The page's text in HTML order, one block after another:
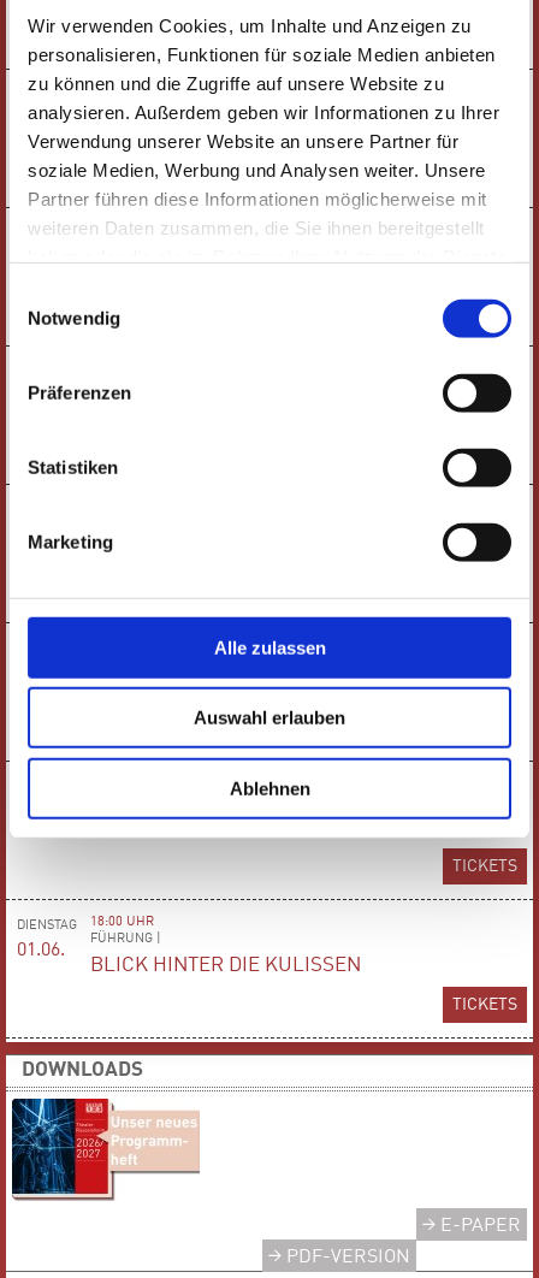
Wir verwenden Cookies, um Inhalte und Anzeigen zu
personalisieren, Funktionen für soziale Medien anbieten
zu können und die Zugriffe auf unsere Website zu
analysieren. Außerdem geben wir Informationen zu Ihrer
Verwendung unserer Website an unsere Partner für
soziale Medien, Werbung und Analysen weiter. Unsere
Partner führen diese Informationen möglicherweise mit
weiteren Daten zusammen, die Sie ihnen bereitgestellt
Datenschutzhinweise
Notwendig
Präferenzen
Statistiken
Marketing
Alle zulassen
Auswahl erlauben
Ablehnen
TICKETS
02.12.
18:00 UHR
FÜHRUNG |
BLICK HINTER DIE KULISSEN
TICKETS
MITTWOCH
20.01.
18:00 UHR
TICKETS
02.02.
TICKETS
09.03.
BLICK HINTER DIE KULISSEN
06.04.
BLICK HINTER DIE KULISSEN
05.05.
TICKETS
DIENSTAG
01.06.
18:00 UHR
FÜHRUNG |
BLICK HINTER DIE KULISSEN
TICKETS
DOWNLOADS
E-PAPER
PDF-VERSION